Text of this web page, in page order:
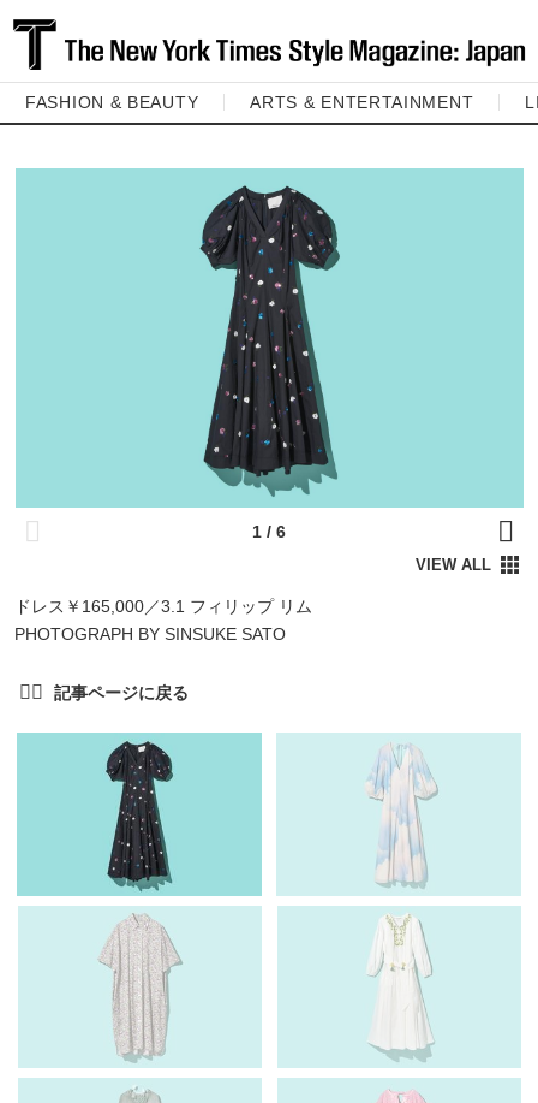
FASHION & BEAUTY ARTS & ENTERTAINMENT
ドレス￥165,000／3.1 フィリップ リム
PHOTOGRAPH BY SINSUKE SATO